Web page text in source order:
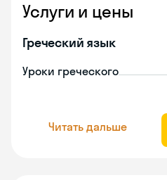
Услуги и цены
Греческий язык
Уроки греческого
Читать дальше